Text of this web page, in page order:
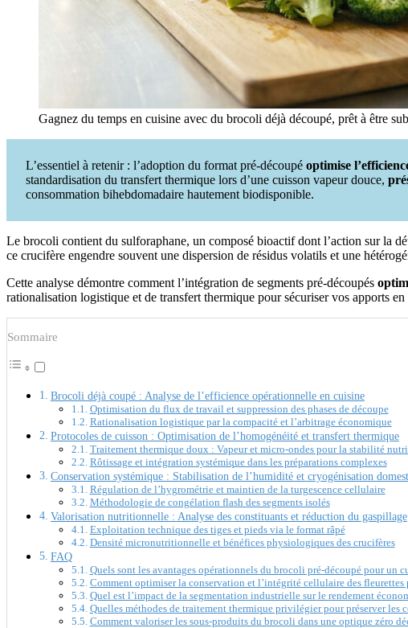
Gagnez du temps en cuisine avec du brocoli déjà découpé, prêt à être
L’essentiel à retenir : l’adoption du format pré-découpé optimise
standardisation du transfert thermique lors d’une cuisson vapeur douce,
consommation bihebdomadaire hautement biodisponible.
Le brocoli contient du sulforaphane, un composé bioactif dont l’action sur la
ce crucifère engendre souvent une dispersion de résidus volatils et une
Cette analyse démontre comment l’intégration de segments pré-découpés
rationalisation logistique et de transfert thermique pour sécuriser vos apports
Sommaire
Brocoli déjà coupé : Analyse de l’efficience opérationnelle en cuisine
Optimisation du flux de travail et suppression des phases de découpe
Rationalisation logistique par la compacité et l’arbitrage économique
Protocoles de cuisson : Optimisation de l’homogénéité et transfert thermique
Traitement thermique doux : Vapeur et micro-ondes pour la stabilité
Rôtissage et intégration systémique dans les préparations complexes
Conservation systémique : Stabilisation de l’humidité et cryogénisation
Régulation de l’hygrométrie et maintien de la turgescence cellulaire
Méthodologie de congélation flash des segments isolés
Valorisation nutritionnelle : Analyse des constituants et réduction du gaspillage
Exploitation technique des tiges et pieds via le format râpé
Densité micronutritionnelle et bénéfices physiologiques des crucifères
FAQ
Quels sont les avantages opérationnels du brocoli pré-découpé pour un
Comment optimiser la conservation et l’intégrité cellulaire des fleurettes
Quel est l’impact de la segmentation industrielle sur le rendement
Quelles méthodes de traitement thermique privilégier pour préserver les
Comment valoriser les sous-produits du brocoli dans une optique zéro